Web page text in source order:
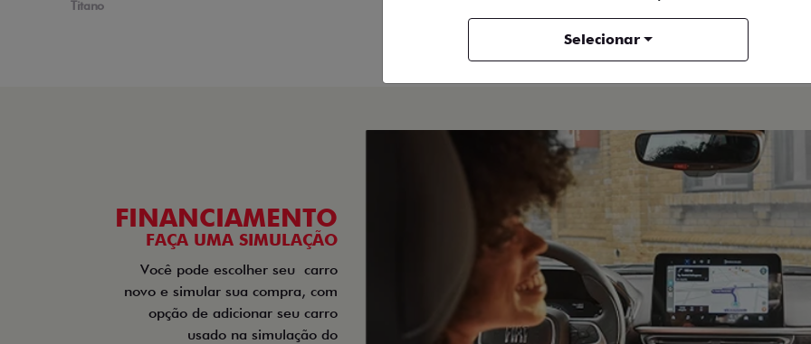
Titano
FINANCIAMENTO
FAÇA UMA SIMULAÇÃO
Você pode escolher seu carro
novo e simular sua compra, com
opção de adicionar seu carro
usado na simulação do
Selecionar